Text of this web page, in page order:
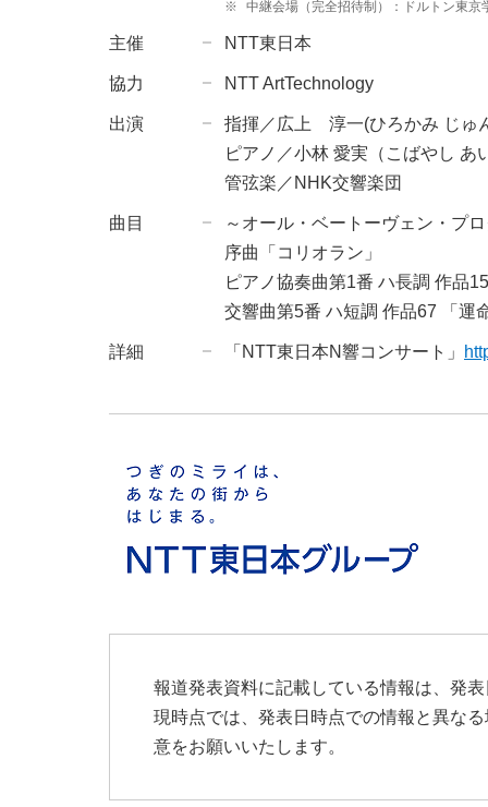
※ 中継会場（完全招待制）：ドルトン東京
主催 NTT東日本
協力 NTT ArtTechnology
出演
指揮／広上 淳一(ひろかみ じゅ
ピアノ／小林 愛実（こばやし あ
管弦楽／NHK交響楽団
曲目
～オール・ベートーヴェン・プ
序曲「コリオラン」
ピアノ協奏曲第1番 ハ長調 作品15
交響曲第5番 ハ短調 作品67 「運
詳細 「NTT東日本N響コンサート」
報道発表資料に記載している情報は、発
現時点では、発表日時点での情報と異な
意をお願いいたします。